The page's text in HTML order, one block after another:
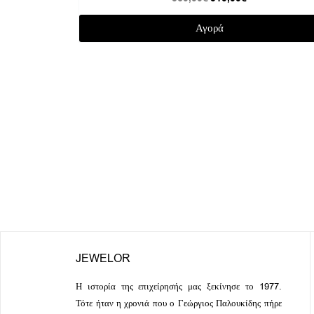
Αγορά
JEWELOR
Η ιστορία της επιχείρησής μας ξεκίνησε το 1977.
Τότε ήταν η χρονιά που ο Γεώργιος Παλουκίδης πήρε